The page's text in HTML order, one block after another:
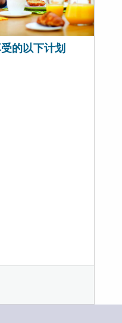
的以下计划